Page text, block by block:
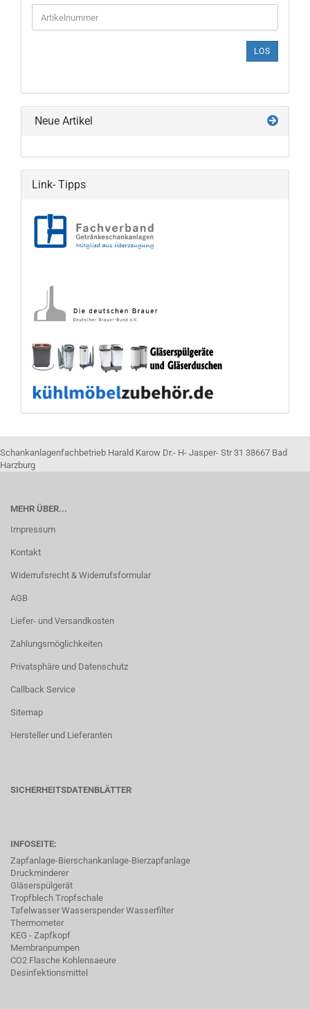
GEBEN
SIE
DIE
EIN.
LOS
Neue Artikel
Link- Tipps
Schankanlagenfachbetrieb Harald Karow Dr.- H- Jasper- Str 31 38667 Bad
Harzburg
MEHR ÜBER...
Impressum
Kontakt
Widerrufsrecht & Widerrufsformular
AGB
Liefer- und Versandkosten
Zahlungsmöglichkeiten
Privatsphäre und Datenschutz
Callback Service
Sitemap
Hersteller und Lieferanten
SICHERHEITSDATENBLÄTTER
INFOSEITE:
Zapfanlage-Bierschankanlage-Bierzapfanlage
Druckminderer
Gläserspülgerät
Tropfblech Tropfschale
Tafelwasser Wasserspender Wasserfilter
Thermometer
KEG - Zapfkopf
Membranpumpen
CO2 Flasche Kohlensaeure
Desinfektionsmittel